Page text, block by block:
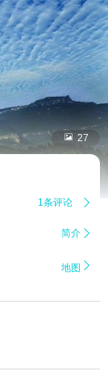
 27
1条评论 
简介 
地图 